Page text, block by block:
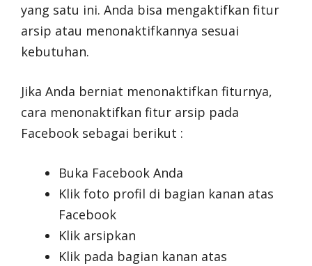
yang satu ini. Anda bisa mengaktifkan fitur
arsip atau menonaktifkannya sesuai
kebutuhan.
Jika Anda berniat menonaktifkan fiturnya,
cara menonaktifkan fitur arsip pada
Facebook sebagai berikut :
Buka Facebook Anda
Klik foto profil di bagian kanan atas
Facebook
Klik arsipkan
Klik pada bagian kanan atas